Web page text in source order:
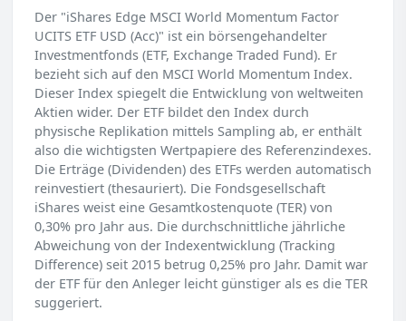
Der "iShares Edge MSCI World Momentum Factor
UCITS ETF USD (Acc)" ist ein börsengehandelter
Investmentfonds (ETF, Exchange Traded Fund). Er
bezieht sich auf den MSCI World Momentum Index.
Dieser Index spiegelt die Entwicklung von weltweiten
Aktien wider. Der ETF bildet den Index durch
physische Replikation mittels Sampling ab, er enthält
also die wichtigsten Wertpapiere des Referenzindexes.
Die Erträge (Dividenden) des ETFs werden automatisch
reinvestiert (thesauriert). Die Fondsgesellschaft
iShares weist eine Gesamtkostenquote (TER) von
0,30% pro Jahr aus. Die durchschnittliche jährliche
Abweichung von der Indexentwicklung (Tracking
Difference) seit 2015 betrug 0,25% pro Jahr. Damit war
der ETF für den Anleger leicht günstiger als es die TER
suggeriert.